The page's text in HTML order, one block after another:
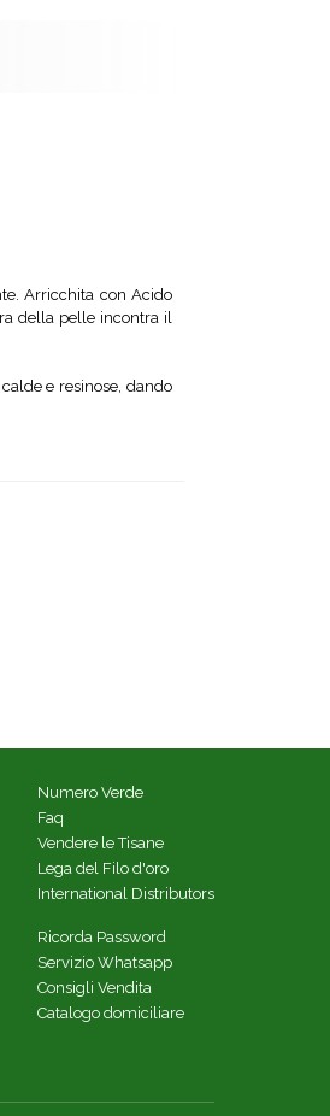
Arricchita con Acido
della pelle incontra il
e resinose, dando
Numero Verde
Faq
Vendere le Tisane
Lega del Filo d'oro
International Distributors
Ricorda Password
Servizio Whatsapp
Consigli Vendita
Catalogo domiciliare